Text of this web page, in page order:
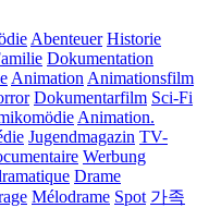
Abenteuer Historie
Dokumentation
AnimationAnimationsfilm
Dokumentarfilm Sci-Fi
Animation.
Jugendmagazin TV-
Werbung
Drame
Mélodrame Spot 가족